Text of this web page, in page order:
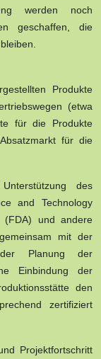
werden noch
geschaffen, die
Produkte
(etwa
für die Produkte
für die
des
and Technology
(FDA) und andere
mit der
Planung der
Einbindung der
den
zertifiziert
Projektfortschritt